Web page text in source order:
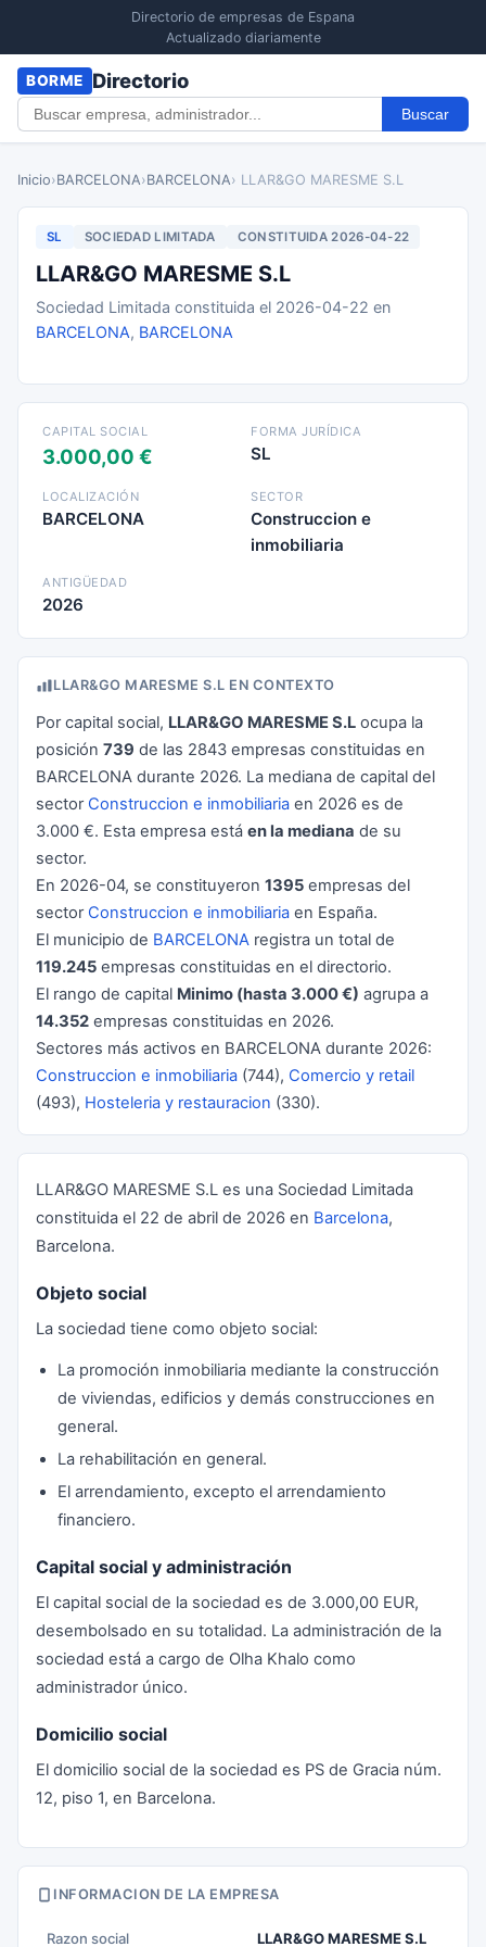
Directorio de empresas de Espana
Actualizado diariamente
BORME Directorio
Buscar
Inicio›BARCELONA›BARCELONA› LLAR&GO MARESME S.L
SL SOCIEDAD LIMITADA CONSTITUIDA 2026-04-22
LLAR&GO MARESME S.L
Sociedad Limitada constituida el 2026-04-22 en
BARCELONA, BARCELONA
CAPITAL SOCIAL
3.000,00 €
FORMA JURÍDICA
SL
LOCALIZACIÓN
BARCELONA
SECTOR
Construccion e
inmobiliaria
ANTIGÜEDAD
2026
LLAR&GO MARESME S.L EN CONTEXTO
Por capital social, LLAR&GO MARESME S.L ocupa la
posición 739 de las 2843 empresas constituidas en
BARCELONA durante 2026. La mediana de capital del
sector Construccion e inmobiliaria en 2026 es de
3.000 €. Esta empresa está en la mediana de su
sector.
En 2026-04, se constituyeron 1395 empresas del
sector Construccion e inmobiliaria en España.
El municipio de BARCELONA registra un total de
119.245 empresas constituidas en el directorio.
El rango de capital Minimo (hasta 3.000 €) agrupa a
14.352 empresas constituidas en 2026.
Sectores más activos en BARCELONA durante 2026:
Construccion e inmobiliaria (744), Comercio y retail
(493), Hosteleria y restauracion (330).
LLAR&GO MARESME S.L es una Sociedad Limitada
constituida el 22 de abril de 2026 en Barcelona,
Barcelona.
Objeto social
La sociedad tiene como objeto social:
La promoción inmobiliaria mediante la construcción
de viviendas, edificios y demás construcciones en
general.
La rehabilitación en general.
El arrendamiento, excepto el arrendamiento
financiero.
Capital social y administración
El capital social de la sociedad es de 3.000,00 EUR,
desembolsado en su totalidad. La administración de la
sociedad está a cargo de Olha Khalo como
administrador único.
Domicilio social
El domicilio social de la sociedad es PS de Gracia núm.
12, piso 1, en Barcelona.
INFORMACION DE LA EMPRESA
Razon social LLAR&GO MARESME S.L